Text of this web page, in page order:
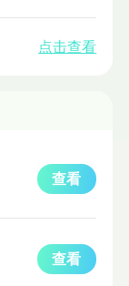
点击查看
查看
查看